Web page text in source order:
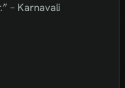
– Karnavali